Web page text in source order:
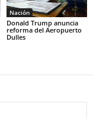
Nación
Donald Trump anuncia
reforma del Aeropuerto
Dulles